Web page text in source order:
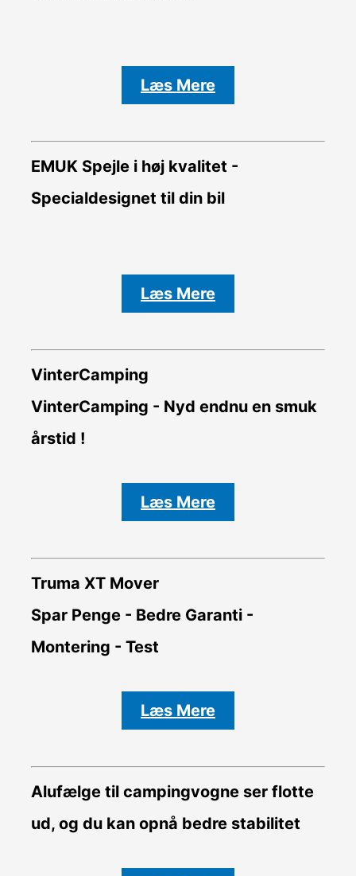
Læs Mere
EMUK Spejle i høj kvalitet -
Specialdesignet til din bil
Læs Mere
VinterCamping
VinterCamping - Nyd endnu en smuk
årstid !
Læs Mere
Truma XT Mover
Spar Penge - Bedre Garanti -
Montering - Test
Læs Mere
Alufælge til campingvogne ser flotte
ud, og du kan opnå bedre stabilitet